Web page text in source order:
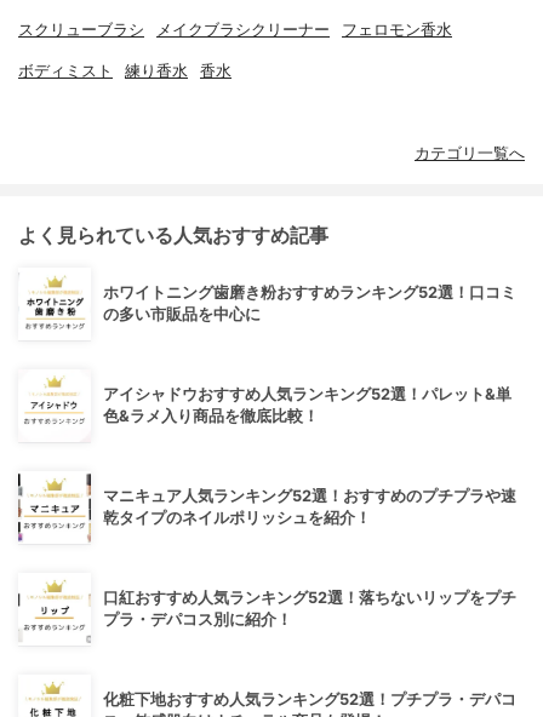
スクリューブラシ メイクブラシクリーナー フェロモン香水
ボディミスト 練り香水 香水
カテゴリ一覧へ
よく見られている人気おすすめ記事
ホワイトニング歯磨き粉おすすめランキング52選！口コミ
の多い市販品を中心に
アイシャドウおすすめ人気ランキング52選！パレット&単
色&ラメ入り商品を徹底比較！
マニキュア人気ランキング52選！おすすめのプチプラや速
乾タイプのネイルポリッシュを紹介！
口紅おすすめ人気ランキング52選！落ちないリップをプチ
プラ・デパコス別に紹介！
化粧下地おすすめ人気ランキング52選！プチプラ・デパコ